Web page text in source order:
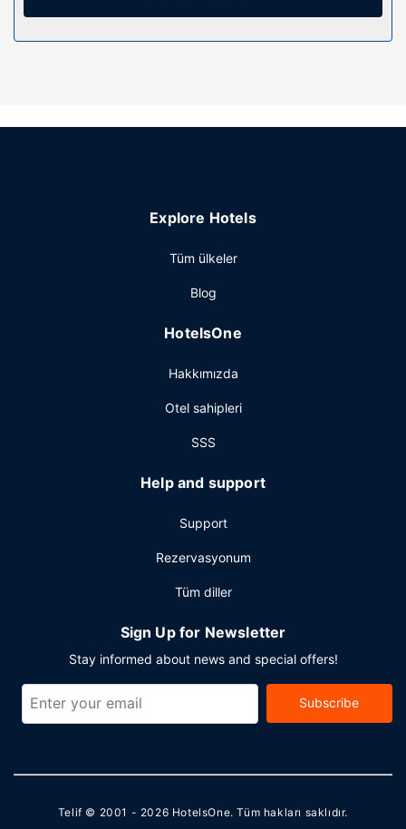
servisi ve valiz dolabı mevcuttur.
Explore Hotels
Tüm ülkeler
Blog
HotelsOne
Hakkımızda
Otel sahipleri
SSS
Help and support
Support
Rezervasyonum
Tüm diller
Sign Up for Newsletter
Stay informed about news and special offers!
Subscribe
Telif © 2001 - 2026 HotelsOne. Tüm hakları saklıdır.